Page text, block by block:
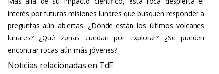
interés por futuras misiones lunares que busquen responder a
preguntas aún abiertas. ¿Dónde están los últimos volcanes
lunares? ¿Qué zonas quedan por explorar? ¿Se pueden
encontrar rocas aún más jóvenes?
Noticias relacionadas en TdE